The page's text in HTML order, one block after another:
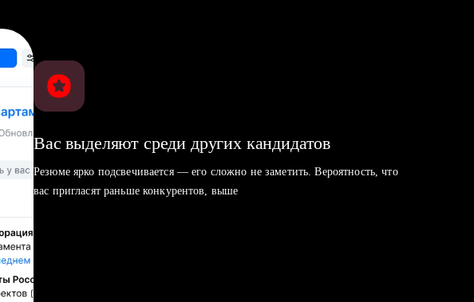
Вас выделяют среди других кандидатов
Резюме ярко подсвечивается — его сложно не заметить. Вероятность, что
вас пригласят раньше конкурентов, выше